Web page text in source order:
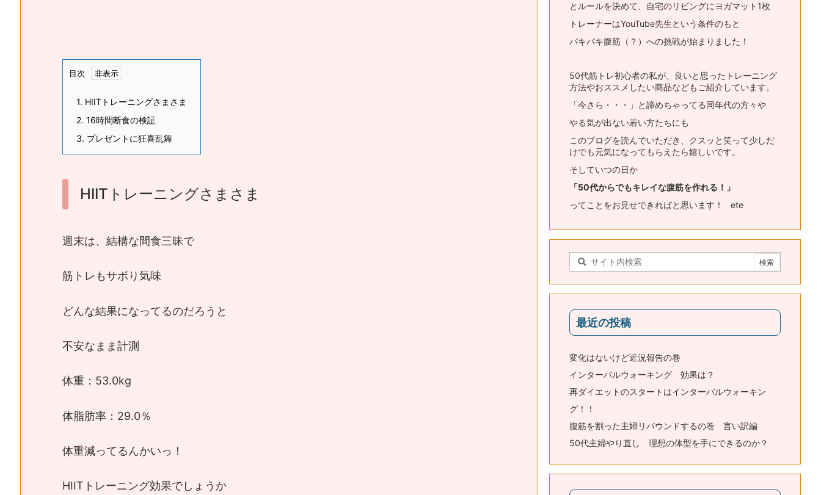
目次
1. HIITトレーニングさまさま
2. 16時間断食の検証
3. プレゼントに狂喜乱舞
HIITトレーニングさまさま
週末は、結構な間食三昧で
筋トレもサボり気味
どんな結果になってるのだろうと
不安なまま計測
体重：53.0kg
体脂肪率：29.0％
体重減ってるんかいっ！
HIITトレーニング効果でしょうか
とルールを決めて、自宅のリビングにヨガマット1枚
トレーナーはYouTube先生という条件のもと
バキバキ腹筋（？）への挑戦が始まりました！
50代筋トレ初心者の私が、良いと思ったトレーニング
方法やおススメ したい商品などもご紹介しています。
「今さら・・・」と諦めちゃってる同年代の方々や
やる気が出ない若い方たちにも
このブログを読んでいただき、 クスッと笑って少しだ
けでも元気になってもらえたら嬉しいです。
そしていつの日か
「50代からでもキレイな腹筋を作れる！」
ってことをお見せできればと思います！ ete
最近の投稿
変化はないけど近況報告の巻
インターバルウォーキング 効果は？
再ダイエットのスタートはインターバルウォーキン
グ！！
腹筋を割った主婦リバウンドするの巻 言い訳編
50代主婦やり直し 理想の体型を手にできるのか？